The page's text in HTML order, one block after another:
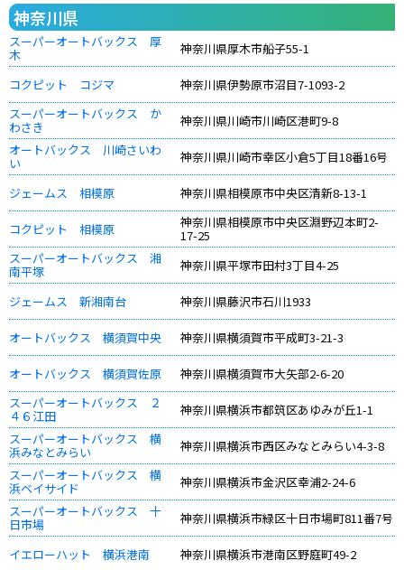
神奈川県
スーパーオートバックス 厚
木 神奈川県厚木市船子55-1
コクピット コジマ
神奈川県伊勢原市沼目7-1093-2
スーパーオートバックス か
わさき
神奈川県川崎市川崎区港町9-8
オートバックス 川崎さいわ
い 神奈川県川崎市幸区小倉5丁目18番16号
ジェームス 相模原 神奈川県相模原市中央区清新8-13-1
コクピット 相模原 神奈川県相模原市中央区淵野辺本町2-
17-25
スーパーオートバックス 湘
南平塚 神奈川県平塚市田村3丁目4-25
ジェームス 新湘南台 神奈川県藤沢市石川1933
オートバックス 横須賀中央 神奈川県横須賀市平成町3-21-3
オートバックス 横須賀佐原
神奈川県横須賀市大矢部2-6-20
スーパーオートバックス ２
４６江田
神奈川県横浜市都筑区あゆみが丘1-1
スーパーオートバックス 横
浜みなとみらい
神奈川県横浜市西区みなとみらい4-3-8
スーパーオートバックス 横
浜ベイサイド
神奈川県横浜市金沢区幸浦2-24-6
スーパーオートバックス 十
日市場 神奈川県横浜市緑区十日市場町811番7号
イエローハット 横浜港南 神奈川県横浜市港南区野庭町49-2